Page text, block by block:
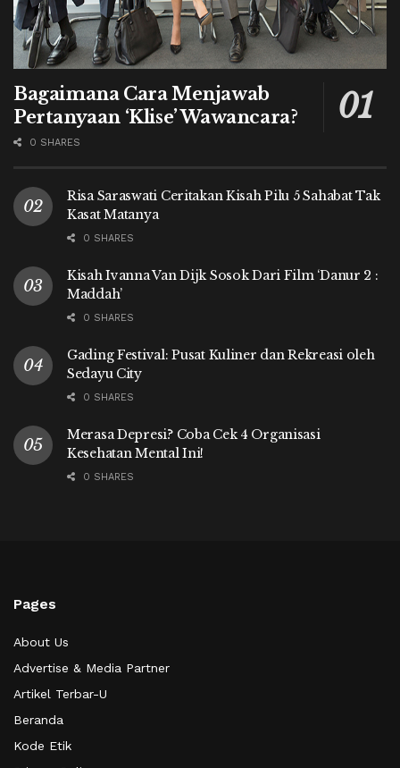
Bagaimana Cara Menjawab
Pertanyaan ‘Klise’ Wawancara?
0 SHARES
Risa Saraswati Ceritakan Kisah Pilu 5 Sahabat Tak
Kasat Matanya
0 SHARES
Kisah Ivanna Van Dijk Sosok Dari Film ‘Danur 2 :
Maddah’
0 SHARES
Gading Festival: Pusat Kuliner dan Rekreasi oleh
Sedayu City
0 SHARES
Merasa Depresi? Coba Cek 4 Organisasi
Kesehatan Mental Ini!
0 SHARES
Pages
About Us
Advertise & Media Partner
Artikel Terbar-U
Beranda
Kode Etik